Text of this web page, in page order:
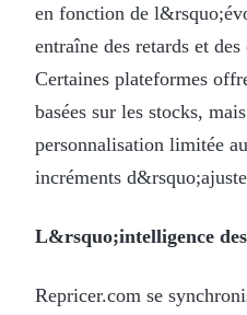
en fonction de
entraîne des retards et
Certaines plateformes
basées sur les stocks,
personnalisation limitée
incréments
L&rsquo;intelligence
Repricer.com se